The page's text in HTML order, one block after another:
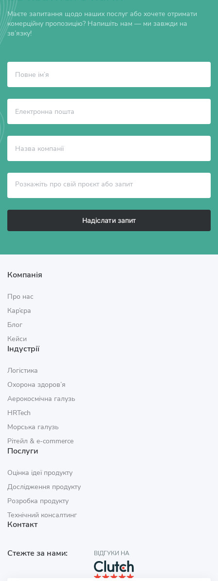
Маєте запитання щодо наших послуг або хочете отримати
комерційну пропозицію? Напишіть нам — ми завжди на
зв’язку!
Надіслати запит
Компанія
Про нас
Кар’єра
Блог
Кейси
Індустрії
Логістика
Охорона здоров’я
Аерокосмічна галузь
HRTech
Морська галузь
Рітейл & e‑commerce
Послуги
Оцінка ідеї продукту
Дослідження продукту
Розробка продукту
Технічний консалтинг
Контакт
Стежте за нами: ВІДГУКИ НА